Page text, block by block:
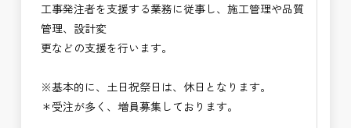
■勤務地について、ご希望のある方は別途ご相談く
ださい。
国土交通省、地方自治体
■発注者支援業務＜希望する業務をお選びくださ
い。＞
工事発注者を支援する業務に従事し、施工管理や品質
管理、設計変
更などの支援を行います。
※基本的に、土日祝祭日は、休日となります。
＊受注が多く、増員募集しております。